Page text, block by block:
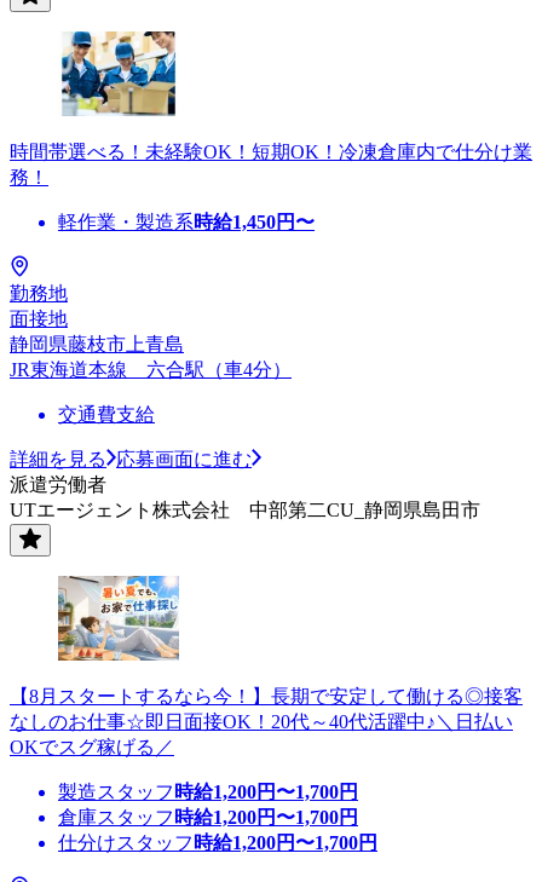
時間帯選べる！未経験OK！短期OK！冷凍倉庫内で仕分け業
務！
軽作業・製造系時給1,450円〜
勤務地
面接地
静岡県藤枝市上青島
JR東海道本線 六合駅（車4分）
交通費支給
詳細を見る
応募画面に進む
派遣労働者
UTエージェント株式会社 中部第二CU_静岡県島田市
【8月スタートするなら今！】長期で安定して働ける◎接客
なしのお仕事☆即日面接OK！20代～40代活躍中♪＼日払い
OKでスグ稼げる／
製造スタッフ 時給1,200円〜1,700円
倉庫スタッフ 時給1,200円〜1,700円
仕分けスタッフ 時給1,200円〜1,700円